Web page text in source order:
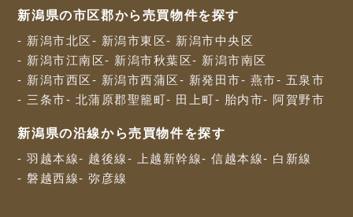
新潟県の市区郡から売買物件を探す
- 新潟市北区 - 新潟市東区- 新潟市中央区
- 新潟市江南区- 新潟市秋葉区- 新潟市南区
- 新潟市西区 - 新潟市西蒲区 - 新発田市- 燕市- 五泉市
- 三条市- 北蒲原郡聖籠町- 田上町- 胎内市- 阿賀野市
新潟県の沿線から売買物件を探す
- 羽越本線- 越後線- 上越新幹線- 信越本線- 白新線
- 磐越西線- 弥彦線